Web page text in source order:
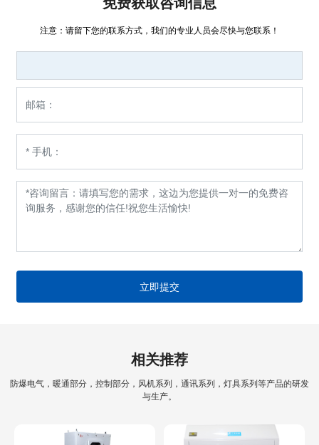
注意：请留下您的联系方式，我们的专业人员会尽快与您联系！
立即提交
相关推荐
防爆电气，暖通部分，控制部分，风机系列，通讯系列，灯具系列等产品的研发
与生产。